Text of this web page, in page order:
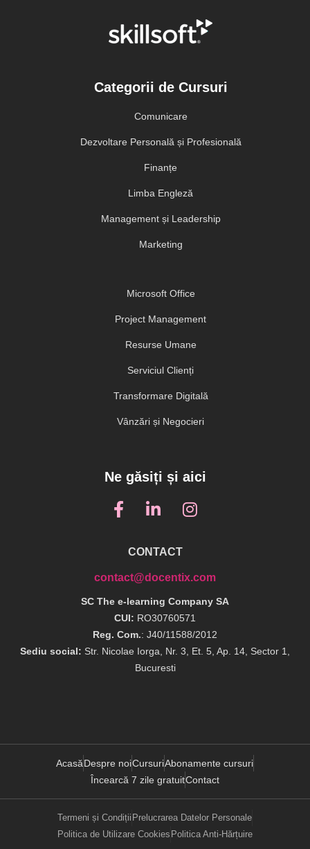
Categorii de Cursuri
Comunicare
Dezvoltare Personală și Profesională
Finanțe
Limba Engleză
Management și Leadership
Marketing
Microsoft Office
Project Management
Resurse Umane
Serviciul Clienți
Transformare Digitală
Vânzări și Negocieri
Ne găsiți și aici
CONTACT
contact@docentix.com
SC The e-learning Company SA
CUI: RO30760571
Reg. Com.: J40/11588/2012
Sediu social: Str. Nicolae Iorga, Nr. 3, Et. 5, Ap. 14, Sector 1,
Bucuresti
AcasăDespre noiCursuriAbonamente cursuri
Încearcă 7 zile gratuitContact
Termeni și Condiții Prelucrarea Datelor Personale
Politica de Utilizare Cookies Politica Anti-Hărțuire